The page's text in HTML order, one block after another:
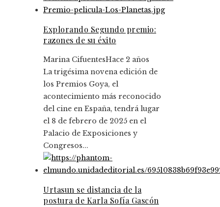
Explorando Segundo premio:
razones de su éxito
Marina CifuentesHace 2 años
La trigésima novena edición de
los Premios Goya, el
acontecimiento más reconocido
del cine en España, tendrá lugar
el 8 de febrero de 2025 en el
Palacio de Exposiciones y
Congresos...
Urtasun se distancia de la
postura de Karla Sofía Gascón